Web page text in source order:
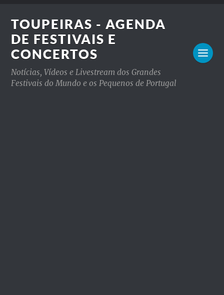
TOUPEIRAS - AGENDA
DE FESTIVAIS E
CONCERTOS
Notícias, Vídeos e Livestream dos Grandes
Festivais do Mundo e os Pequenos de Portugal